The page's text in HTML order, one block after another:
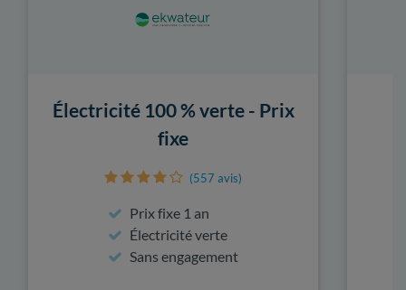
Électricité 100 % verte - Prix
fixe
(557 avis)
Prix fixe 1 an
Électricité verte
Sans engagement